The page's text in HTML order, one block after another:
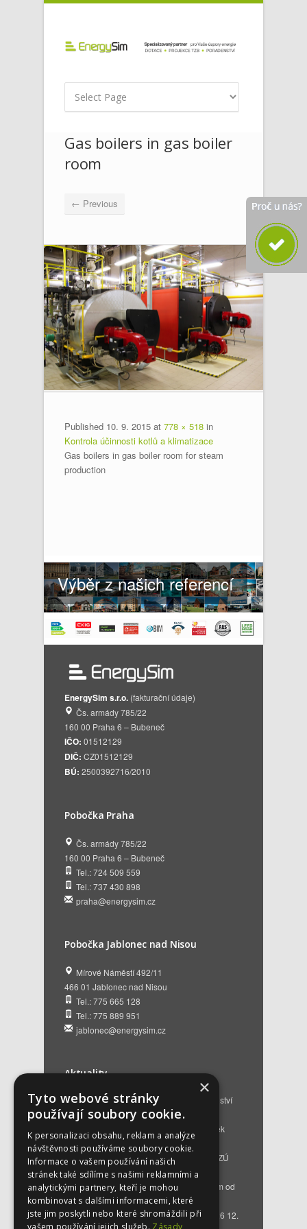
Gas boilers in gas boiler
room
← Previous
Published 10. 9. 2015 at 778 × 518 in
Kontrola účinnosti kotlů a klimatizace
Gas boilers in gas boiler room for steam
production
Výběr z našich referencí
EnergySim s.r.o. (fakturační údaje)
Čs. armády 785/22
160 00 Praha 6 – Bubeneč
IČO: 01512129
DIČ: CZ01512129
BÚ: 2500392716/2010
Pobočka Praha
Čs. armády 785/22
160 00 Praha 6 – Bubeneč
Tel.: 724 509 559
Tel.: 737 430 898
praha@energysim.cz
Pobočka Jablonec nad Nisou
Mírové Náměstí 492/11
466 01 Jablonec nad Nisou
Tel.: 775 665 128
Tel.: 775 889 951
jablonec@energysim.cz
Aktuality
Renovační pasy budov a dotační poradenství
12. 6. 2026
Přehled hlavních změn a nových podmínek
NZÚ 2026 28. 5. 2026
Kompenzace za projektovou přípravu v NZÚ
2025
25. 3. 2026
Novinky v programu Nová zelená úsporám od
roku 2026 16. 3. 2026
Bezplatné poradenství EKIS od 01.01.2026 12.
×
Tyto webové stránky
používají soubory cookie.
K personalizaci obsahu, reklam a analýze
návštěvnosti používáme soubory cookie.
Informace o vašem používání našich
stránek také sdílíme s našimi reklamními a
analytickými partnery, kteří je mohou
kombinovat s dalšími informacemi, které
jste jim poskytli nebo které shromáždili při
vašem používání jejich služeb. Zásady